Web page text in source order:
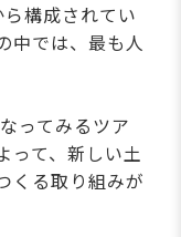
構成されてい
中では、最も人
ってみるツア
って、新しい土
くる取り組みが